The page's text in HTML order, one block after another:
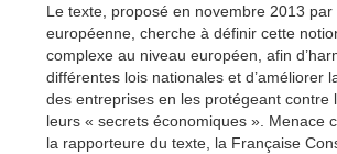
Le texte, proposé en novembre 2013 par
européenne, cherche à définir cette
complexe au niveau européen, afin
différentes lois nationales et d’améliorer
des entreprises en les protégeant contre
leurs « secrets économiques ». Menace
la rapporteure du texte, la Française